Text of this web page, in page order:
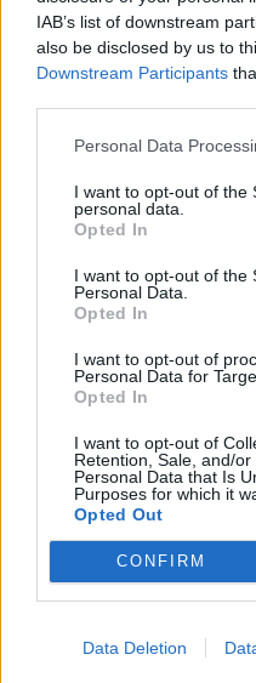
IAB’s list of downstream
also be disclosed by us to
Downstream Participants
Personal Data
I want to opt-out of the
personal data.
Opted In
I want to opt-out of the
Personal Data.
Opted In
I want to opt-out of
Personal Data for
Opted In
I want to opt-out of
Retention, Sale, and/
Personal Data that Is
Purposes for which it
Opted Out
CONFIRM
Data Deletion